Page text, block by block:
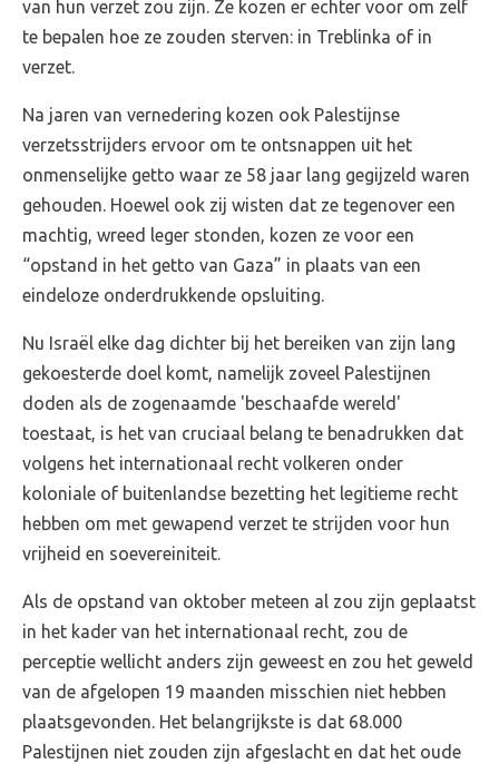
van hun verzet zou zijn. Ze kozen er echter voor om zelf
te bepalen hoe ze zouden sterven: in Treblinka of in
verzet.
Na jaren van vernedering kozen ook Palestijnse
verzetsstrijders ervoor om te ontsnappen uit het
onmenselijke getto waar ze 58 jaar lang gegijzeld waren
gehouden. Hoewel ook zij wisten dat ze tegenover een
machtig, wreed leger stonden, kozen ze voor een
“opstand in het getto van Gaza” in plaats van een
eindeloze onderdrukkende opsluiting.
Nu Israël elke dag dichter bij het bereiken van zijn lang
gekoesterde doel komt, namelijk zoveel Palestijnen
doden als de zogenaamde 'beschaafde wereld'
toestaat, is het van cruciaal belang te benadrukken dat
volgens het internationaal recht volkeren onder
koloniale of buitenlandse bezetting het legitieme recht
hebben om met gewapend verzet te strijden voor hun
vrijheid en soevereiniteit.
Als de opstand van oktober meteen al zou zijn geplaatst
in het kader van het internationaal recht, zou de
perceptie wellicht anders zijn geweest en zou het geweld
van de afgelopen 19 maanden misschien niet hebben
plaatsgevonden. Het belangrijkste is dat 68.000
Palestijnen niet zouden zijn afgeslacht en dat het oude